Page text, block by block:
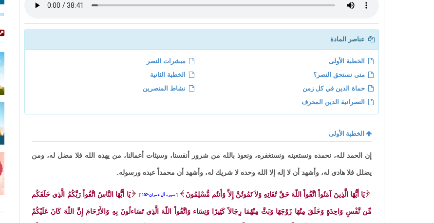
عناصر المادة
الخطبة الأولى
مبشرات النصر
متى نستحق النصر؟
الخطبة الثانية
حماة الدين في كل زمن
نشاط المنصرين
النصرانية الدين المحرف
الخطبة الأولى
إن الحمد لله، نحمده ونستعينه ونستغفره، ونعوذ بالله من شرور أنفسنا، وسيئات أعمالنا، من يهده الله فلا مضل له، ومن
يضلل فلا هادي له، وأشهد أن لا إله إلا الله وحده لا شريك له، وأشهد أن محمداً عبده ورسوله.
يَا أَيُّهَا الَّذِينَ آمَنُواْ اتَّقُواْ اللّهَ حَقَّ تُقَاتِهِ وَلاَ تَمُوتُنَّ إِلاَّ وَأَنتُم مُّسْلِمُونَ سورة آل عمران:102 . يَا أَيُّهَا النَّاسُ اتَّقُواْ رَبَّكُمُ الَّذِي خَلَقَكُم
مِّن نَّفْسٍ وَاحِدَةٍ وَخَلَقَ مِنْهَا زَوْجَهَا وَبَثَّ مِنْهُمَا رِجَالاً كَثِيرًا وَنِسَاء وَاتَّقُواْ اللّهَ الَّذِي تَسَاءلُونَ بِهِ وَالأَرْحَامَ إِنَّ اللّهَ كَانَ عَلَيْكُمْ